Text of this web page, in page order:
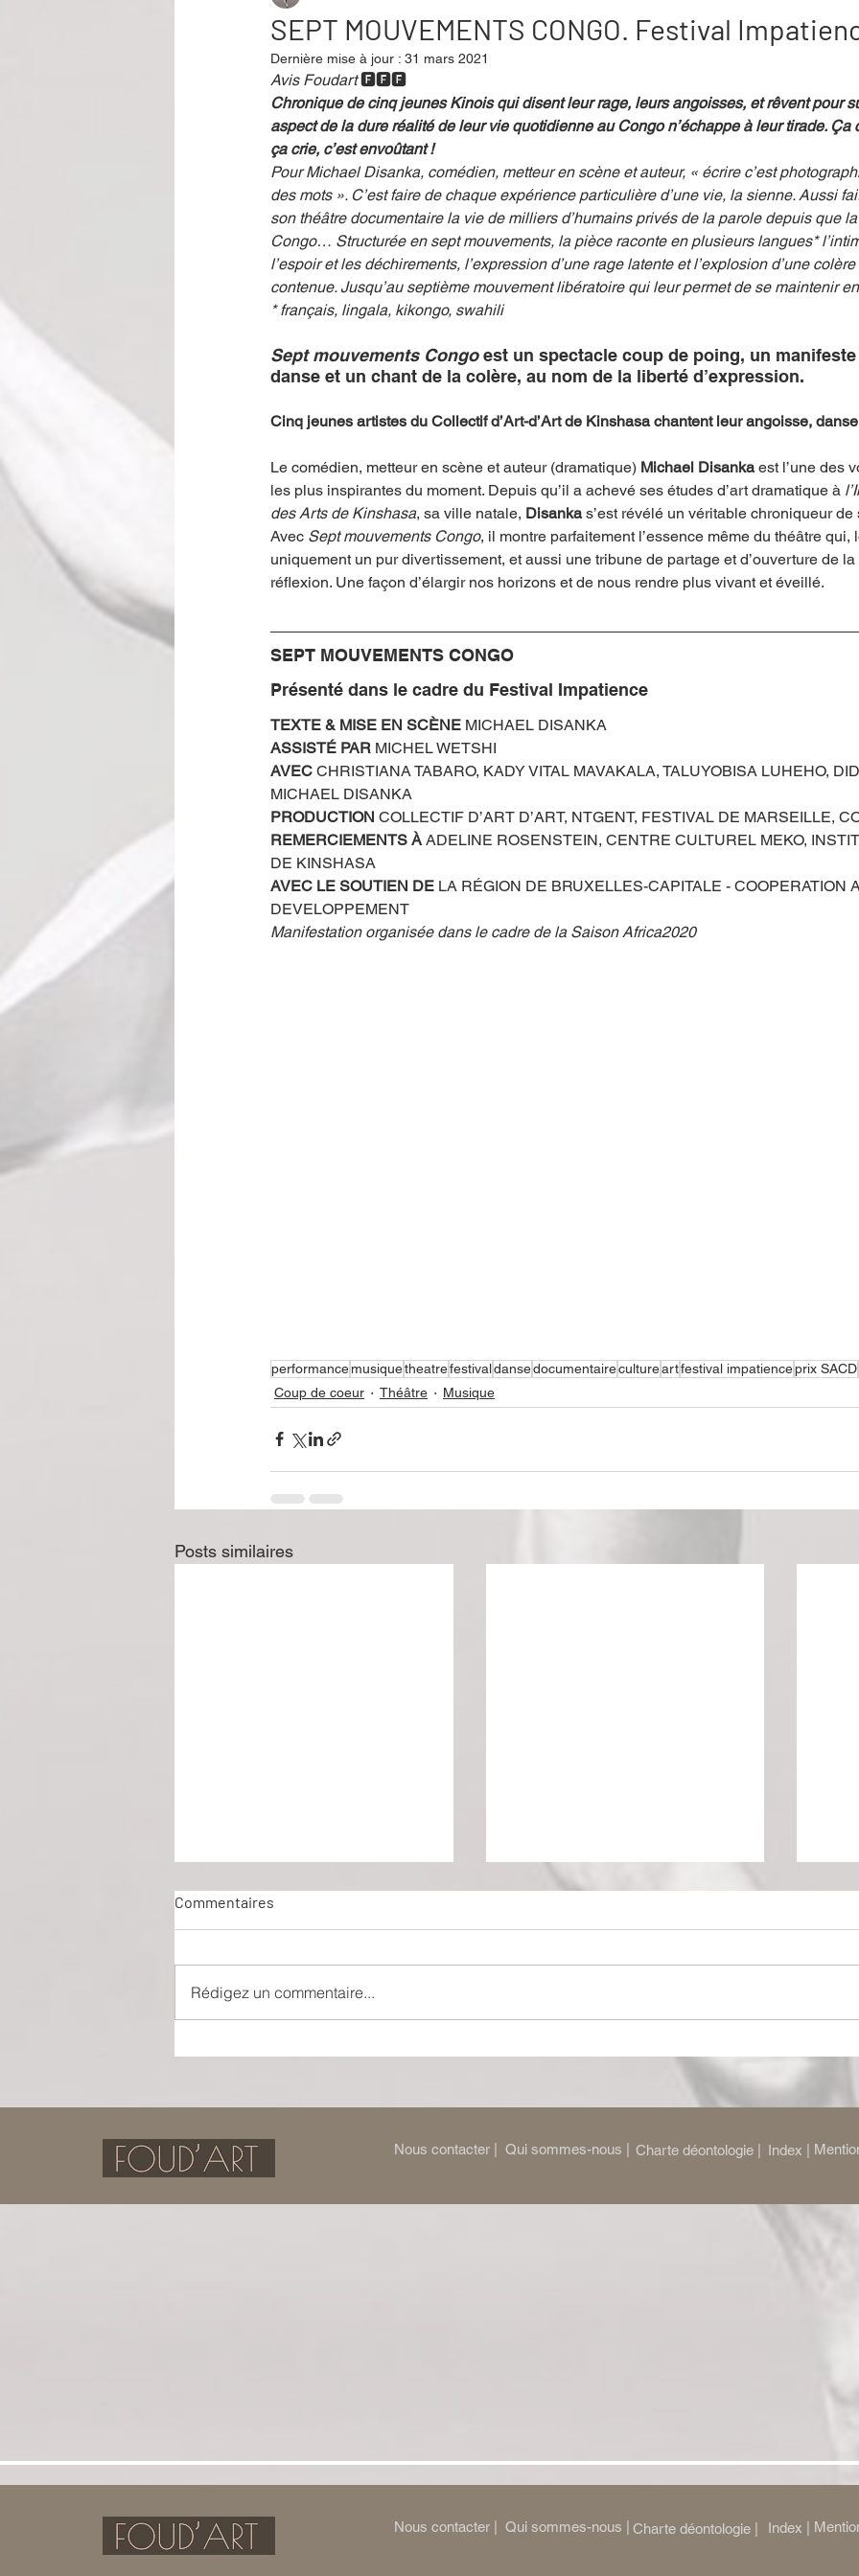
Performance Rire Récompense
Événement Validé par Romane. Spécial Famille
Offre spéciale Annuaire Théâtre - Musée Hommage
SEPT MOUVEMENTS CONGO. Festival
Dernière mise à jour : 31 mars 2021
Avis Foudart 🅵🅵🅵
Chronique de cinq jeunes Kinois qui disent leur rage, leurs angoisses, et rêvent pour
aspect de la dure réalité de leur vie quotidienne au Congo n’échappe à leur tirade. Ça
ça crie, c’est envoûtant !
Pour Michael Disanka, comédien, metteur en scène et auteur, « écrire c’est
des mots ». C’est faire de chaque expérience particulière d’une vie, la sienne. Aussi
son théâtre documentaire la vie de milliers d’humains privés de la parole depuis que
Congo… Structurée en sept mouvements, la pièce raconte en plusieurs langues*
l’espoir et les déchirements, l’expression d’une rage latente et l’explosion d’une
contenue. Jusqu’au septième mouvement libératoire qui leur permet de se maintenir
* français, lingala, kikongo, swahili
Sept mouvements Congo est un spectacle coup de poing, un
danse et un chant de la colère, au nom de la liberté d’expression.
Cinq jeunes artistes du Collectif d’Art-d’Art de Kinshasa chantent leur angoisse,
Le comédien, metteur en scène et auteur (dramatique) Michael Disanka est l’une des
les plus inspirantes du moment. Depuis qu’il a achevé ses études d’art dramatique à
des Arts de Kinshasa, sa ville natale, Disanka s’est révélé un véritable chroniqueur
Avec Sept mouvements Congo, il montre parfaitement l’essence même du théâtre qui,
uniquement un pur divertissement, et aussi une tribune de partage et d’ouverture de
réflexion. Une façon d’élargir nos horizons et de nous rendre plus vivant et éveillé.
SEPT MOUVEMENTS CONGO
Présenté dans le cadre du Festival Impatience
TEXTE & MISE EN SCÈNE MICHAEL DISANKA
ASSISTÉ PAR MICHEL WETSHI
AVEC CHRISTIANA TABARO, KADY VITAL MAVAKALA, TALUYOBISA LUHEHO,
MICHAEL DISANKA
PRODUCTION COLLECTIF D’ART D’ART, NTGENT, FESTIVAL DE MARSEILLE,
REMERCIEMENTS À ADELINE ROSENSTEIN, CENTRE CULTUREL MEKO,
DE KINSHASA
AVEC LE SOUTIEN DE LA RÉGION DE BRUXELLES-CAPITALE - COOPERATION
DEVELOPPEMENT
Manifestation organisée dans le cadre de la Saison Africa2020
performancemusiquetheatrefestivaldansedocumentairecultureartfestival impatienceprix SACD
Coup de coeur
Théâtre Musique
Posts similaires
Théâtre-Musée Dalí : entrer
Nuit d’ivresse : Julie Ferrier
Le
Commentaires
Rédigez un commentaire...
Nous contacter | Qui sommes-nous | Charte déontologie | Index |
Nous contacter | Qui sommes-nous | Charte déontologie | Index |